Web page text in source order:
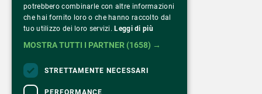
Via Monte Rosa 81
Tel.02 43 822 379
potrebbero combinarle con altre informazioni
che hai fornito loro o che hanno raccolto dal
tuo utilizzo dei loro servizi. Leggi di più
MOSTRA TUTTI I PARTNER (1658) →
STRETTAMENTE NECESSARI
PERFORMANCE